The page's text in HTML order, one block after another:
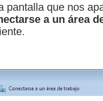
pantalla que nos
a un área